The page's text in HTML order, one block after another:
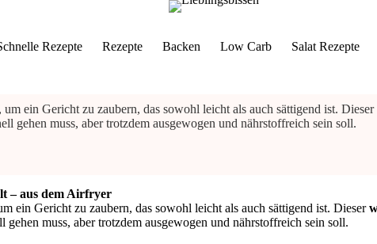
Rezepte
Rezepte Backen Low Carb Salat Rezepte
ein Gericht zu zaubern, das sowohl leicht als auch sättigend ist.
gehen muss, aber trotzdem ausgewogen und nährstoffreich sein soll.
– aus dem Airfryer
ein Gericht zu zaubern, das sowohl leicht als auch sättigend ist. Dieser
muss, aber trotzdem ausgewogen und nährstoffreich sein soll.